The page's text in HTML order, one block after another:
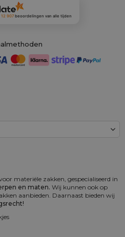
materiële zakken, gespecialiseerd in
en maten. Wij kunnen ook op
aanbieden. Daarnaast bieden wij
12 907beoordelingen van alle tijden